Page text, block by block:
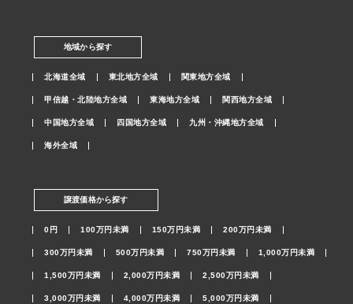
地域から探す
北海道全域 東北地方全域 関東地方全域
甲信越・北陸地方全域 東海地方全域 関西地方全域
中国地方全域 四国地方全域 九州・沖縄地方全域
海外全域
譲渡価格から探す
0円 100万円未満 150万円未満 200万円未満
300万円未満 500万円未満 750万円未満 1,000万円未満
1,500万円未満 2,000万円未満 2,500万円未満
3,000万円未満 4,000万円未満 5,000万円未満